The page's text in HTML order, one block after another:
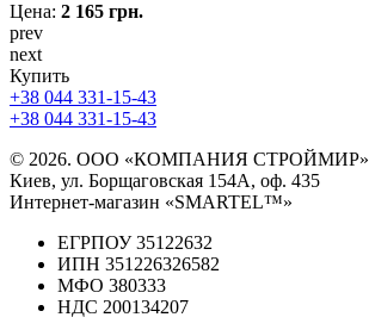
Цена: 2 165 грн.
prev
next
Купить
+38 044 331-15-43
+38 044 331-15-43
© 2026. ООО «КОМПАНИЯ СТРОЙМИР»
Киев, ул. Борщаговская 154А, оф. 435
Интернет-магазин «SMARTEL™»
ЕГРПОУ 35122632
ИПН 351226326582
МФО 380333
НДС 200134207